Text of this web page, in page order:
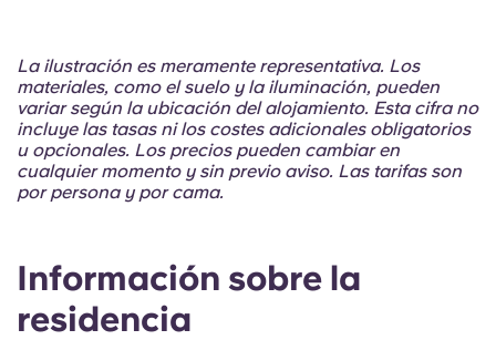
Portuguese
Información sobre la
residencia
La ilustración es meramente representativa. Los
materiales, como el suelo y la iluminación, pueden
variar según la ubicación del alojamiento. Esta cifra no
incluye las tasas ni los costes adicionales obligatorios
u opcionales. Los precios pueden cambiar en
cualquier momento y sin previo aviso. Las tarifas son
por persona y por cama.